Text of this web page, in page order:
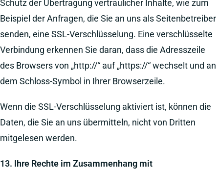
Schutz der Übertragung vertraulicher Inhalte, wie zum
Beispiel der Anfragen, die Sie an uns als Seitenbetreiber
senden, eine SSL-Verschlüsselung. Eine verschlüsselte
Verbindung erkennen Sie daran, dass die Adresszeile
des Browsers von „http://“ auf „https://“ wechselt und an
dem Schloss-Symbol in Ihrer Browserzeile.
Wenn die SSL-Verschlüsselung aktiviert ist, können die
Daten, die Sie an uns übermitteln, nicht von Dritten
mitgelesen werden.
13. Ihre Rechte im Zusammenhang mit